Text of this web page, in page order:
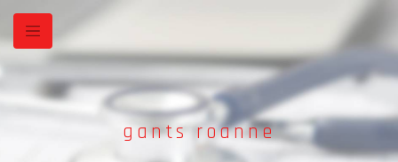
Panneau de gestion des cookies
gants roanne